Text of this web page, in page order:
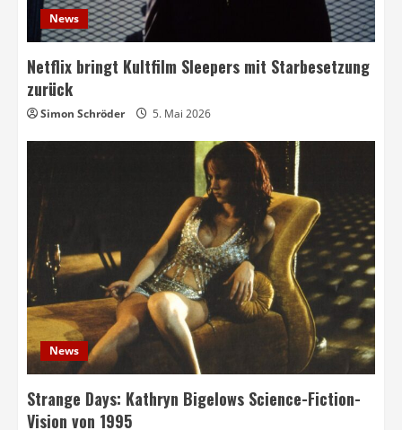
News
Netflix bringt Kultfilm Sleepers mit Starbesetzung
zurück
Simon Schröder 5. Mai 2026
News
Strange Days: Kathryn Bigelows Science-Fiction-
Vision von 1995